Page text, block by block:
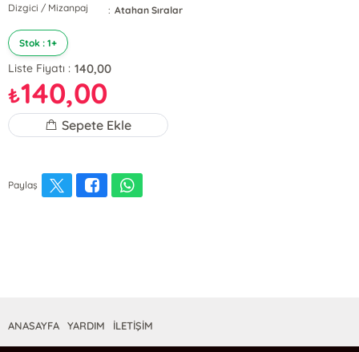
Dizgici / Mizanpaj
: Atahan Sıralar
Stok : 1+
Liste Fiyatı : 140,00
₺140,00
Sepete Ekle
Paylaş
ANASAYFA YARDIM İLETİŞİM